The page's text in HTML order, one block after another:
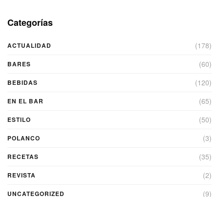
Categorías
ACTUALIDAD (178)
BARES (60)
BEBIDAS (120)
EN EL BAR (65)
ESTILO (50)
POLANCO (3)
RECETAS (35)
REVISTA (2)
UNCATEGORIZED (9)